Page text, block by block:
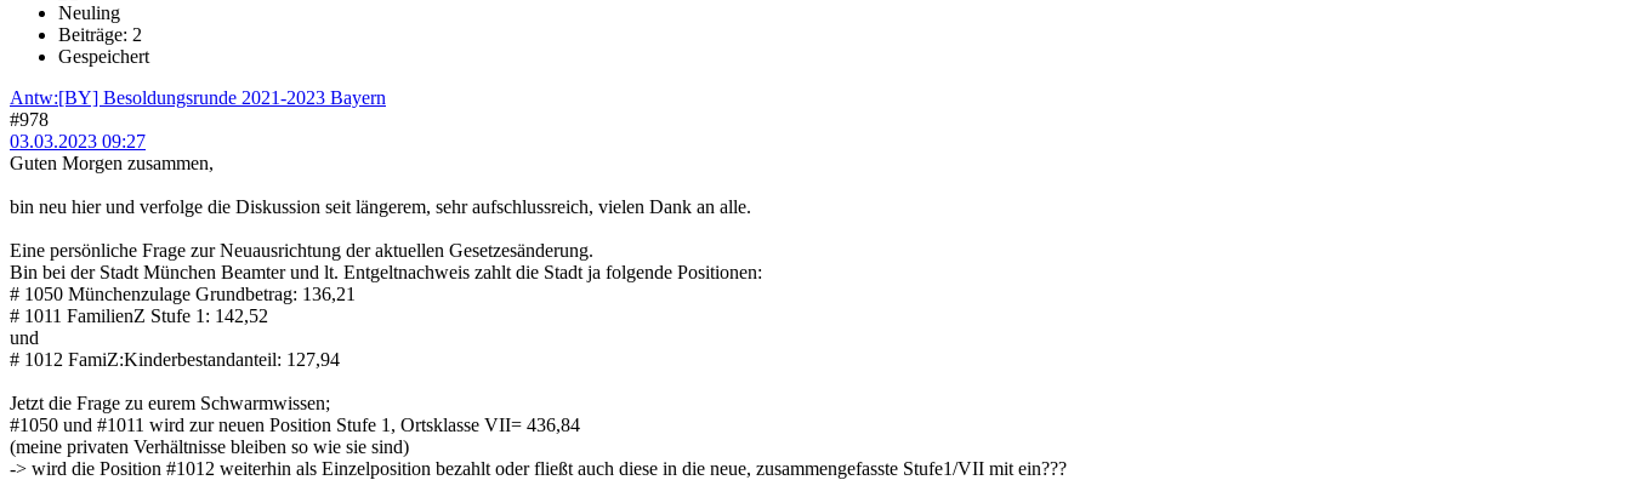
Neuling
Beiträge: 2
Gespeichert
Antw:[BY] Besoldungsrunde 2021-2023 Bayern
#978
03.03.2023 09:27
Guten Morgen zusammen,
bin neu hier und verfolge die Diskussion seit längerem, sehr aufschlussreich, vielen Dank an alle.
Eine persönliche Frage zur Neuausrichtung der aktuellen Gesetzesänderung.
Bin bei der Stadt München Beamter und lt. Entgeltnachweis zahlt die Stadt ja folgende Positionen:
# 1050 Münchenzulage Grundbetrag: 136,21
# 1011 FamilienZ Stufe 1: 142,52
und
# 1012 FamiZ:Kinderbestandanteil: 127,94
Jetzt die Frage zu eurem Schwarmwissen;
#1050 und #1011 wird zur neuen Position Stufe 1, Ortsklasse VII= 436,84
(meine privaten Verhältnisse bleiben so wie sie sind)
-> wird die Position #1012 weiterhin als Einzelposition bezahlt oder fließt auch diese in die neue, zusammengefasste Stufe1/VII mit ein???